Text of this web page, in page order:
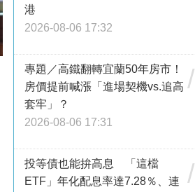
港
2026-08-06 17:32
專題／高鐵翻轉宜蘭50年房市！
房價提前喊漲「進場契機vs.追高
套牢」？
2026-08-06 17:31
/
投等債也能拚高息 「這檔
ETF」年化配息率達7.28％、連
/